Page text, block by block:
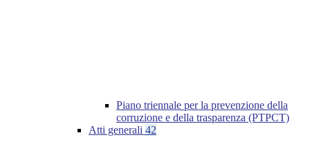
Piano triennale per la prevenzione della
corruzione e della trasparenza (PTPCT)
Atti generali 42